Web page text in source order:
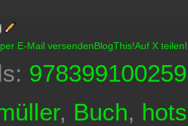
E-Mail versendenBlogThis!Auf X teilen
, Buch,